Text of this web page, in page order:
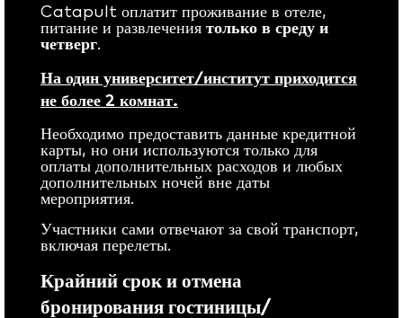
Catapult оплатит проживание в отеле,
питание и развлечения только в среду и
четверг.
На один университет/институт приходится
не более 2 комнат.
Необходимо предоставить данные кредитной
карты, но они используются только для
оплаты дополнительных расходов и любых
дополнительных ночей вне даты
мероприятия.
Участники сами отвечают за свой транспорт,
включая перелеты.
Крайний срок и отмена
бронирования гостиницы/